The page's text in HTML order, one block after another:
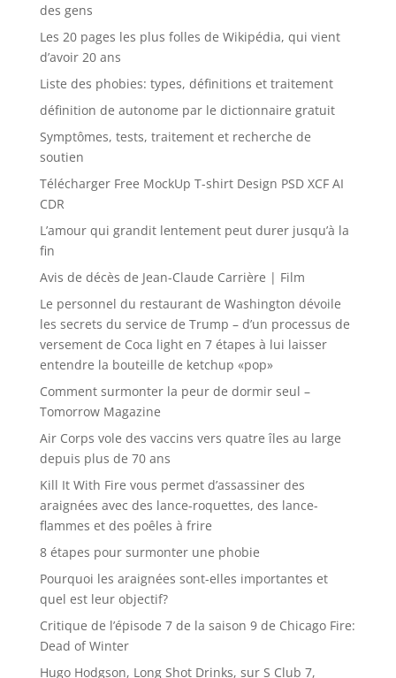
des gens
Les 20 pages les plus folles de Wikipédia, qui vient
d’avoir 20 ans
Liste des phobies: types, définitions et traitement
définition de autonome par le dictionnaire gratuit
Symptômes, tests, traitement et recherche de
soutien
Télécharger Free MockUp T-shirt Design PSD XCF AI
CDR
L’amour qui grandit lentement peut durer jusqu’à la
fin
Avis de décès de Jean-Claude Carrière | Film
Le personnel du restaurant de Washington dévoile
les secrets du service de Trump – d’un processus de
versement de Coca light en 7 étapes à lui laisser
entendre la bouteille de ketchup «pop»
Comment surmonter la peur de dormir seul –
Tomorrow Magazine
Air Corps vole des vaccins vers quatre îles au large
depuis plus de 70 ans
Kill It With Fire vous permet d’assassiner des
araignées avec des lance-roquettes, des lance-
flammes et des poêles à frire
8 étapes pour surmonter une phobie
Pourquoi les araignées sont-elles importantes et
quel est leur objectif?
Critique de l’épisode 7 de la saison 9 de Chicago Fire:
Dead of Winter
Hugo Hodgson, Long Shot Drinks, sur S Club 7,